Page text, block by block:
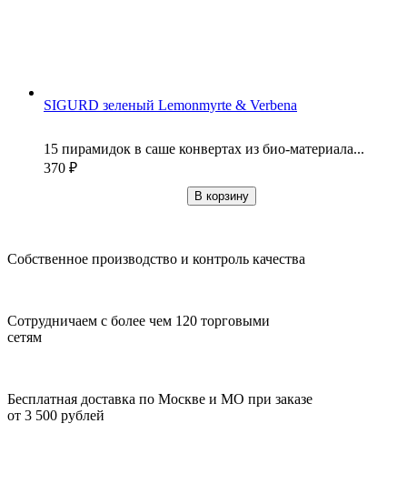
SIGURD зеленый Lemonmyrte & Verbena
15 пирамидок в саше конвертах из био-материала...
370 ₽
В корзину
Собственное производство и контроль качества
Сотрудничаем с более чем 120 торговыми
сетям
Бесплатная доставка по Москве и МО при заказе
от 3 500 рублей